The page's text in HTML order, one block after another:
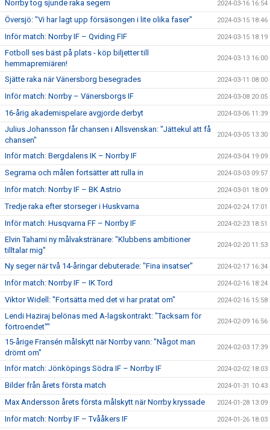
Norrby tog sjunde raka segern 2024-03-16 16:54
Översjö: "Vi har lagt upp försäsongen i lite olika faser" 2024-03-15 18:46
Inför match: Norrby IF – Qviding FIF 2024-03-15 18:19
Fotboll ses bäst på plats - köp biljetter till
hemmapremiären!
2024-03-13 16:00
Sjätte raka när Vänersborg besegrades 2024-03-11 08:00
Inför match: Norrby – Vänersborgs IF 2024-03-08 20:05
16-årig akademispelare avgjorde derbyt 2024-03-06 11:39
Julius Johansson får chansen i Allsvenskan: "Jättekul att få
chansen"
2024-03-05 13:30
Inför match: Bergdalens IK – Norrby IF 2024-03-04 19:09
Segrarna och målen fortsätter att rulla in 2024-03-03 09:57
Inför match: Norrby IF – BK Astrio 2024-03-01 18:09
Tredje raka efter storseger i Huskvarna 2024-02-24 17:01
Inför match: Husqvarna FF – Norrby IF 2024-02-23 18:51
Elvin Tahami ny målvakstränare: "Klubbens ambitioner
tilltalar mig"
2024-02-20 11:53
Ny seger när två 14-åringar debuterade: "Fina insatser" 2024-02-17 16:34
Inför match: Norrby IF – IK Tord 2024-02-16 18:24
Viktor Widell: "Fortsätta med det vi har pratat om" 2024-02-16 15:58
Lendi Haziraj belönas med A-lagskontrakt: "Tacksam för
förtroendet""
2024-02-09 16:56
15-årige Fransén målskytt när Norrby vann: "Något man
drömt om"
2024-02-03 17:39
Inför match: Jönköpings Södra IF – Norrby IF 2024-02-02 18:03
Bilder från årets första match 2024-01-31 10:43
Max Andersson årets första målskytt när Norrby kryssade 2024-01-28 13:09
Inför match: Norrby IF – Tvååkers IF 2024-01-26 18:03